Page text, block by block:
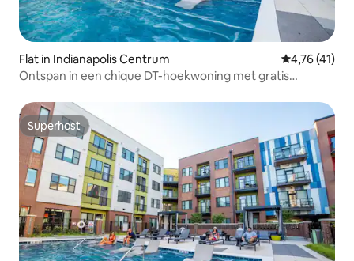
Flat in Indianapolis Centrum Gemiddelde
4,76 (41)
Ontspan in een chique DT-hoekwoning met gratis
Superhost
Superhost